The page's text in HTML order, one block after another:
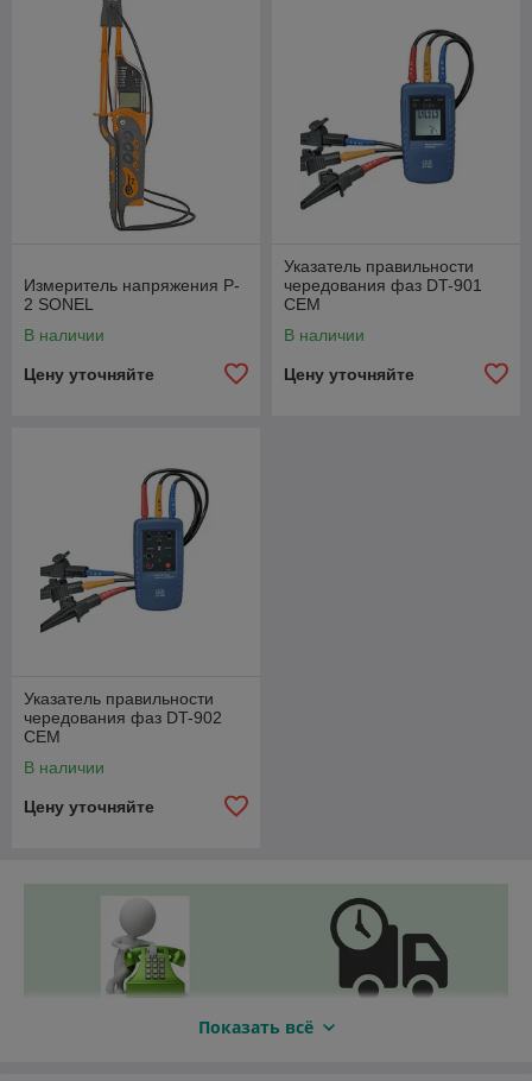
Измеритель напряжения P-
2 SONEL
В наличии
Цену уточняйте
Указатель правильности
чередования фаз DT-901
CEM
В наличии
Цену уточняйте
Указатель правильности
чередования фаз DT-902
CEM
В наличии
Цену уточняйте
Показать всё